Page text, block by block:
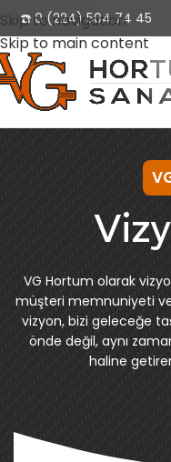
Skip to navigation
Skip to main content
☎️ 0 (224) 504 74 45
VG Hortum olarak
müşteri memnuniyeti
vizyon, bizi geleceğe
önde değil, aynı
haline